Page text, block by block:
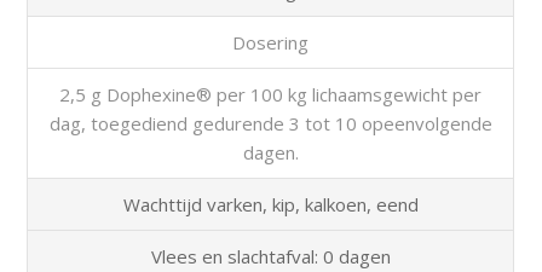
Dosering
2,5 g Dophexine® per 100 kg lichaamsgewicht per
dag, toegediend gedurende 3 tot 10 opeenvolgende
dagen.
Wachttijd varken, kip, kalkoen, eend
Vlees en slachtafval: 0 dagen